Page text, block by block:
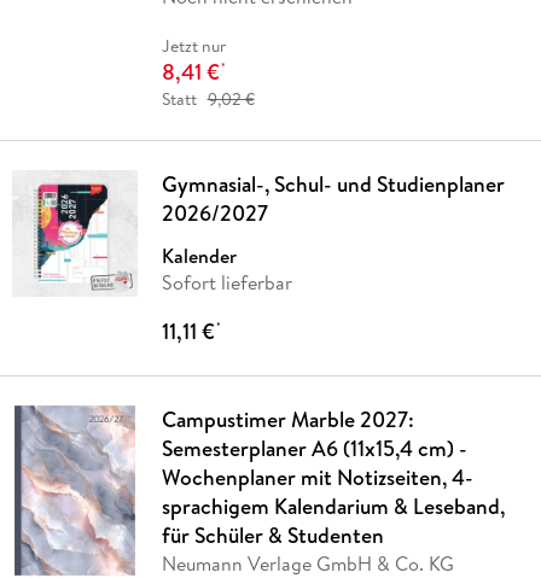
Jetzt nur
8,41 €*
Statt 9,02 €
Gymnasial-, Schul- und Studienplaner
2026/2027
Kalender
Sofort lieferbar
11,11 €*
Campustimer Marble 2027:
Semesterplaner A6 (11x15,4 cm) -
Wochenplaner mit Notizseiten, 4-
sprachigem Kalendarium & Leseband,
für Schüler & Studenten
Neumann Verlage GmbH & Co. KG